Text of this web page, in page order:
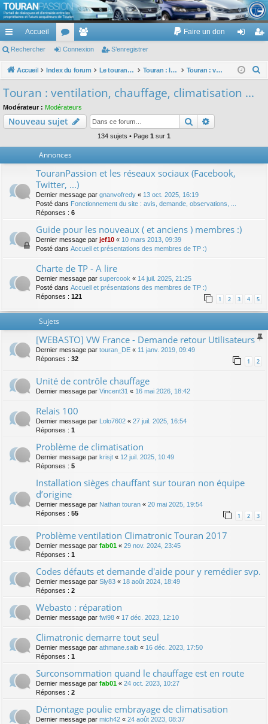
TouranPassion
Le forum des propriétaires ou futurs acquéreurs du Volkswagen Touran
cc
ès
pi
de
Accueil
or
u
e
m
Faire un don
ne nr
Rechercher Connexion S’enregistrer
Accueil Index du forum Le touran dans ses versions I (V1 V2 V3) et II ... Touran : les équipements électriques et électroniques Touran : ventilation, chauffage, climatisation ...
c
Touran : ventilation, chauffage, climatisation ...
Modérateur : Modérateurs
Nouveau sujet Rechercher
134 sujets • Page 1 sur 1
Annonces
TouranPassion et les réseaux sociaux (Facebook,
Twitter, ...)
Dernier message par gnanvofredy « 13 oct. 2025, 16:19
Posté dans Fonctionnement du site : avis, demande, observations, ...
Réponses : 6
Guide pour les nouveaux ( et anciens ) membres :)
Dernier message par jef10 « 10 mars 2013, 09:39
Posté dans Accueil et présentations des membres de TP :)
Charte de TP - A lire
Dernier message par supercook « 14 juil. 2025, 21:25
Posté dans Accueil et présentations des membres de TP :)
Réponses : 121 1 2 3 4 5
Sujets
[WEBASTO] VW France - Demande retour Utilisateurs
Dernier message par touran_DE « 11 janv. 2019, 09:49
Réponses : 32 1 2
Unité de contrôle chauffage
Dernier message par Vincent31 « 16 mai 2026, 18:42
Relais 100
Dernier message par Lolo7602 « 27 juil. 2025, 16:54
Réponses : 1
Problème de climatisation
Dernier message par krisjt « 12 juil. 2025, 10:49
Réponses : 5
Installation sièges chauffant sur touran non équipe
d’origine
Dernier message par Nathan touran « 20 mai 2025, 19:54
Réponses : 55 1 2 3
Problème ventilation Climatronic Touran 2017
Dernier message par fab01 « 29 nov. 2024, 23:45
Réponses : 1
Codes défauts et demande d'aide pour y remédier svp.
Dernier message par Sly83 « 18 août 2024, 18:49
Réponses : 2
Webasto : réparation
Dernier message par fwi98 « 17 déc. 2023, 12:10
Climatronic demarre tout seul
Dernier message par athmane.saib « 16 déc. 2023, 17:50
Réponses : 1
Surconsommation quand le chauffage est en route
Dernier message par fab01 « 24 oct. 2023, 10:27
Réponses : 2
Démontage poulie embrayage de climatisation
Dernier message par mich42 « 24 août 2023, 08:37